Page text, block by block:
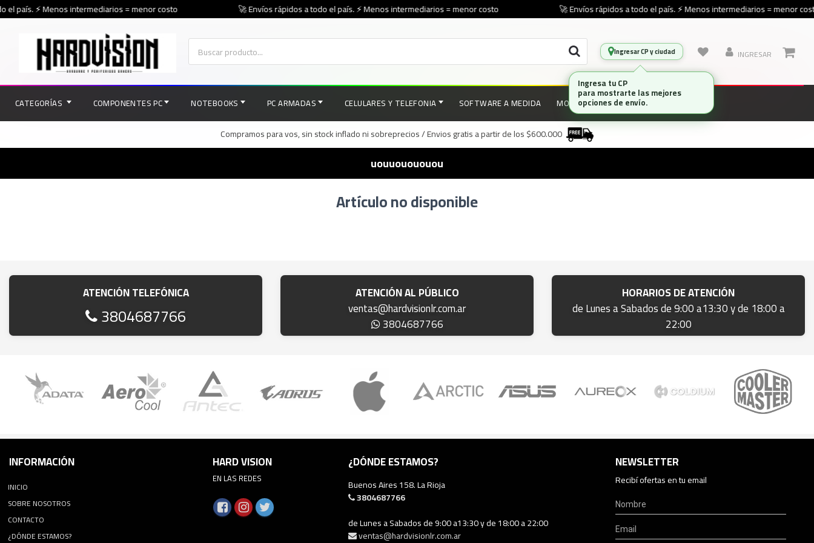
país. ⚡ Menos intermediarios = menor costo 🚀 Envíos rápidos a todo el país. ⚡ Menos intermediarios = menor costo 🚀 Envíos rápidos a todo el país. ⚡ Menos intermediarios = menor costo
Ingresar CP y ciudad INGRESAR
CATEGORÍAS COMPONENTES PC NOTEBOOKS PC ARMADAS CELULARES Y TELEFONIA SOFTWARE A MEDIDA MONITORES MARCAS
Compramos para vos, sin stock inflado ni sobreprecios / Envios gratis a partir de los $600.000
uouuouououou
Artículo no disponible
ATENCIÓN TELEFÓNICA
3804687766
ATENCIÓN AL PÚBLICO
ventas@hardvisionlr.com.ar
3804687766
HORARIOS DE ATENCIÓN
de Lunes a Sabados de 9:00 a13:30 y de 18:00 a
22:00
INFORMACIÓN
INICIO
SOBRE NOSOTROS
CONTACTO
¿DÓNDE ESTAMOS?
HARD VISION
EN LAS REDES
¿DÓNDE ESTAMOS?
Buenos Aires 158. La Rioja
3804687766
de Lunes a Sabados de 9:00 a13:30 y de 18:00 a 22:00
ventas@hardvisionlr.com.ar
NEWSLETTER
Recibí ofertas en tu email
Ingresa tu CP
para mostrarte las mejores
opciones de envío.